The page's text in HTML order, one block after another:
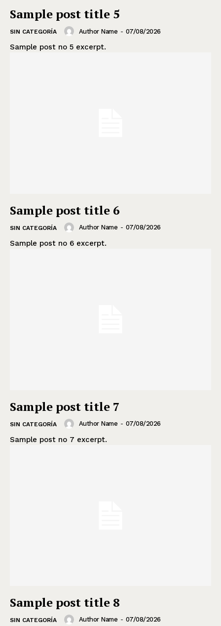
Sample post title 5
SIN CATEGORÍA Author Name - 07/08/2026
Sample post no 5 excerpt.
Sample post title 6
SIN CATEGORÍA Author Name - 07/08/2026
Sample post no 6 excerpt.
Sample post title 7
SIN CATEGORÍA Author Name - 07/08/2026
Sample post no 7 excerpt.
Sample post title 8
SIN CATEGORÍA Author Name - 07/08/2026